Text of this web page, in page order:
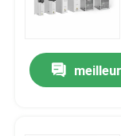
Station de